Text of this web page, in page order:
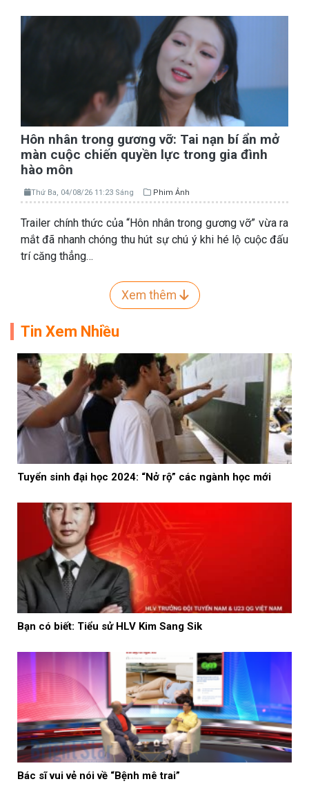
Hôn nhân trong gương vỡ: Tai nạn bí ẩn mở
màn cuộc chiến quyền lực trong gia đình
hào môn
Thứ Ba, 04/08/26 11:23 Sáng Phim Ảnh
Trailer chính thức của “Hôn nhân trong gương vỡ” vừa ra
mắt đã nhanh chóng thu hút sự chú ý khi hé lộ cuộc đấu
trí căng thẳng…
Xem thêm
Tin Xem Nhiều
Tuyển sinh đại học 2024: “Nở rộ” các ngành học mới
Bạn có biết: Tiểu sử HLV Kim Sang Sik
Bác sĩ vui vẻ nói về “Bệnh mê trai”